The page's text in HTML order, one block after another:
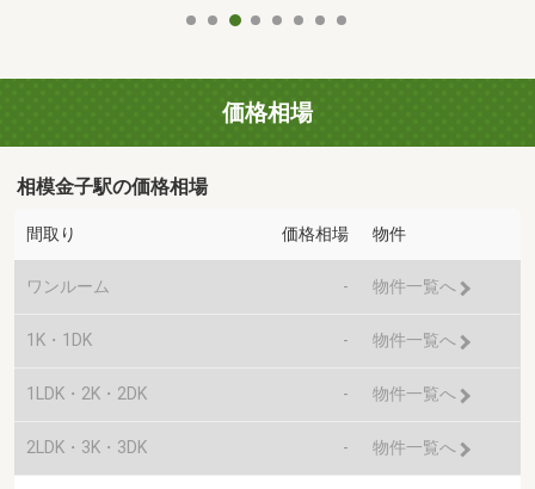
価格相場
相模金子駅の価格相場
間取り 価格相場 物件
ワンルーム - 物件一覧へ
1K・1DK - 物件一覧へ
1LDK・2K・2DK - 物件一覧へ
2LDK・3K・3DK - 物件一覧へ